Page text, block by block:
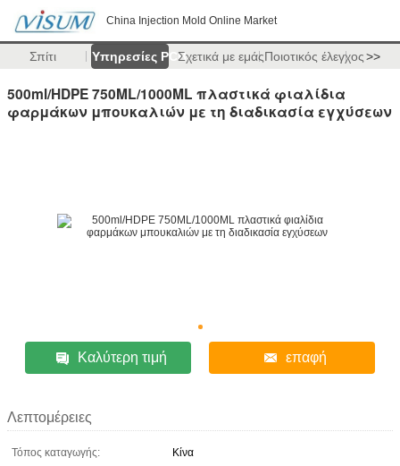
China Injection Mold Online Market
Σπίτι Υπηρεσίες PCBΣχετικά με εμάςΠοιοτικός έλεγχος>>
500ml/HDPE 750ML/1000ML πλαστικά φιαλίδια
φαρμάκων μπουκαλιών με τη διαδικασία εγχύσεων
Καλύτερη τιμή επαφή
Λεπτομέρειες
Τόπος καταγωγής:
Κίνα